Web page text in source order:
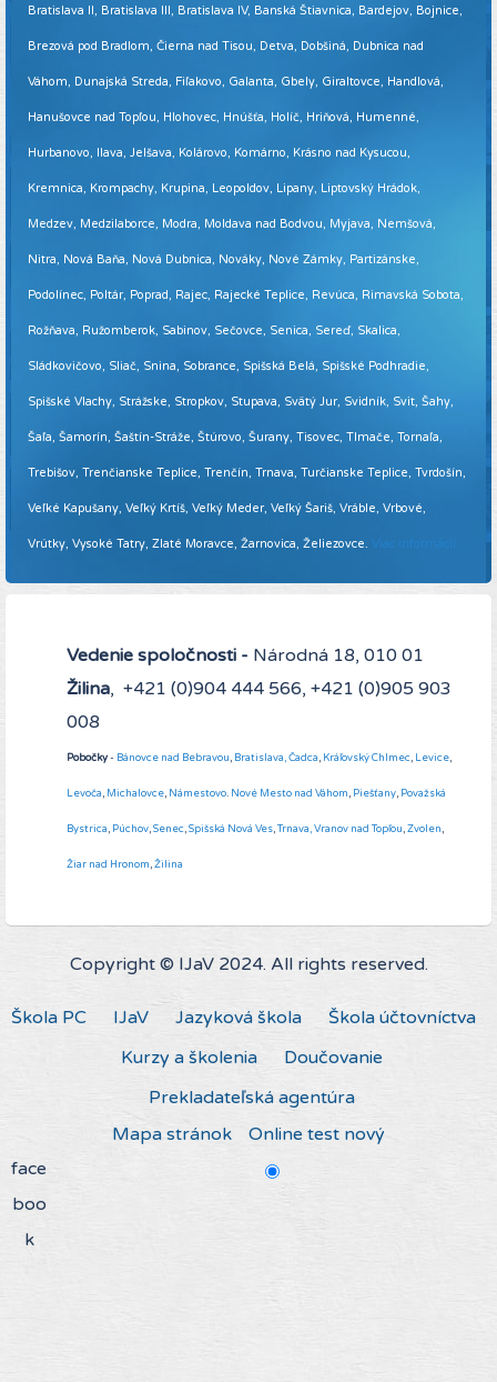
Bratislava II, Bratislava III, Bratislava IV, Banská Štiavnica, Bardejov, Bojnice,
Brezová pod Bradlom, Čierna nad Tisou, Detva, Dobšiná, Dubnica nad
Váhom, Dunajská Streda, Fiľakovo, Galanta, Gbely, Giraltovce, Handlová,
Hanušovce nad Topľou, Hlohovec, Hnúšťa, Holíč, Hriňová, Humenné,
Hurbanovo, Ilava, Jelšava, Kolárovo, Komárno, Krásno nad Kysucou,
Kremnica, Krompachy, Krupina, Leopoldov, Lipany, Liptovský Hrádok,
Medzev, Medzilaborce, Modra, Moldava nad Bodvou, Myjava, Nemšová,
Nitra, Nová Baňa, Nová Dubnica, Nováky, Nové Zámky, Partizánske,
Podolínec, Poltár, Poprad, Rajec, Rajecké Teplice, Revúca, Rimavská Sobota,
Rožňava, Ružomberok, Sabinov, Sečovce, Senica, Sereď, Skalica,
Sládkovičovo, Sliač, Snina, Sobrance, Spišská Belá, Spišské Podhradie,
Spišské Vlachy, Strážske, Stropkov, Stupava, Svätý Jur, Svidník, Svit, Šahy,
Šaľa, Šamorín, Šaštín-Stráže, Štúrovo, Šurany, Tisovec, Tlmače, Tornaľa,
Trebišov, Trenčianske Teplice, Trenčín, Trnava, Turčianske Teplice, Tvrdošín,
Veľké Kapušany, Veľký Krtíš, Veľký Meder, Veľký Šariš, Vráble, Vrbové,
Vrútky, Vysoké Tatry, Zlaté Moravce, Žarnovica, Želiezovce. Viac informácií ...
Vedenie spoločnosti - Národná 18, 010 01
Žilina, +421 (0)904 444 566, +421 (0)905 903
008
Pobočky- Bánovce nad Bebravou, Bratislava,Čadca, Kráľovský Chlmec, Levice,
Levoča, Michalovce, Námestovo. Nové Mesto nad Váhom, Piešťany, Považská
Bystrica, Púchov,Senec,Spišská Nová Ves,Trnava,Vranov nad Topľou,Zvolen,
Žiar nad Hronom,Žilina
Copyright © IJaV 2024. All rights reserved.
Škola PC IJaV Jazyková škola
Škola účtovníctva
Kurzy a školenia
Doučovanie
Prekladateľská agentúra
Mapa stránok
Online test nový
face
boo
k